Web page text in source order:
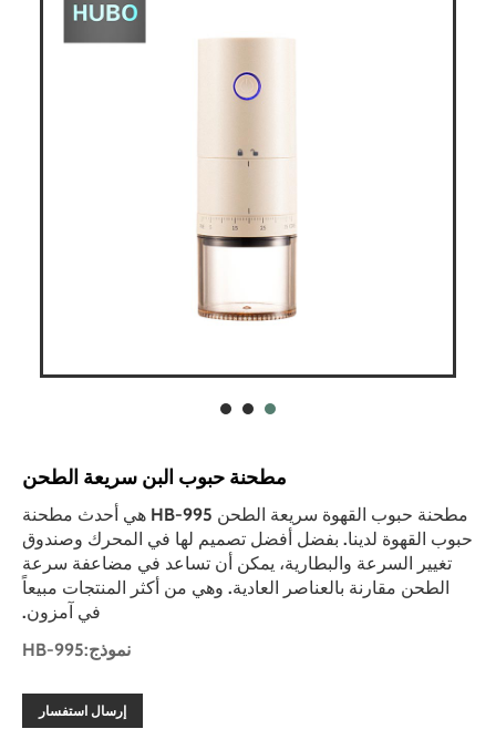
مطحنة حبوب البن سريعة الطحن
مطحنة حبوب القهوة سريعة الطحن HB-995 هي أحدث مطحنة
حبوب القهوة لدينا. بفضل أفضل تصميم لها في المحرك وصندوق
تغيير السرعة والبطارية، يمكن أن تساعد في مضاعفة سرعة
الطحن مقارنة بالعناصر العادية. وهي من أكثر المنتجات مبيعاً
في آمزون.
نموذج:HB-995
إرسال استفسار